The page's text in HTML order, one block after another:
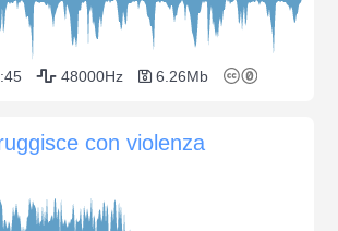
48000Hz 6.26Mb
con violenza